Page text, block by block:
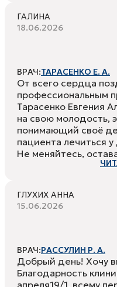
ГАЛИНА
18.06.2026
ВРАЧ:ТАРАСЕНКО Е. А.
От всего сердца
профессиональным
Тарасенко Евгения
на свою молодость,
понимающий своё
пациента лечиться
Не меняйтесь,
ГЛУХИХ АННА
15.06.2026
ВРАЧ:РАССУЛИН Р. А.
Добрый день! Хочу
Благодарность